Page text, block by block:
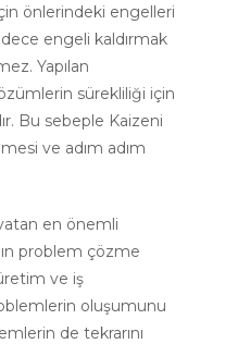
önlerindeki engelleri
engeli kaldırmak
Yapılan
sürekliliği için
Bu sebeple Kaizeni
ve adım adım
yatan en önemli
problem çözme
ve iş
oluşumunu
de tekrarını